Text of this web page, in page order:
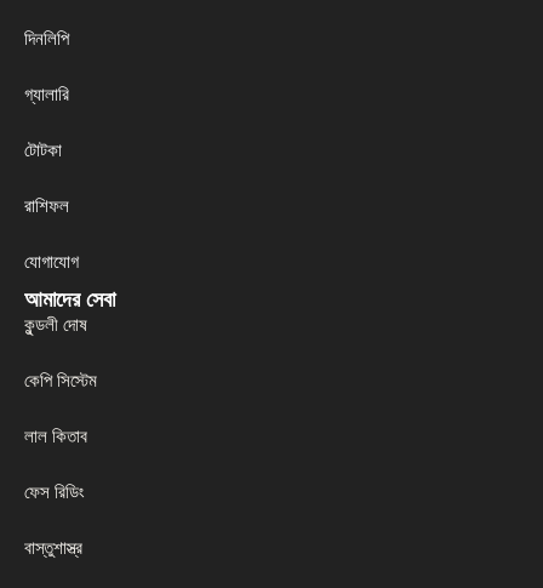
দিনলিপি
গ্যালারি
টোটকা
রাশিফল
যোগাযোগ
আমাদের সেবা
কুন্ডলী দোষ
কেপি সিস্টেম
লাল কিতাব
ফেস রিডিং
বাস্তুশাস্ত্র